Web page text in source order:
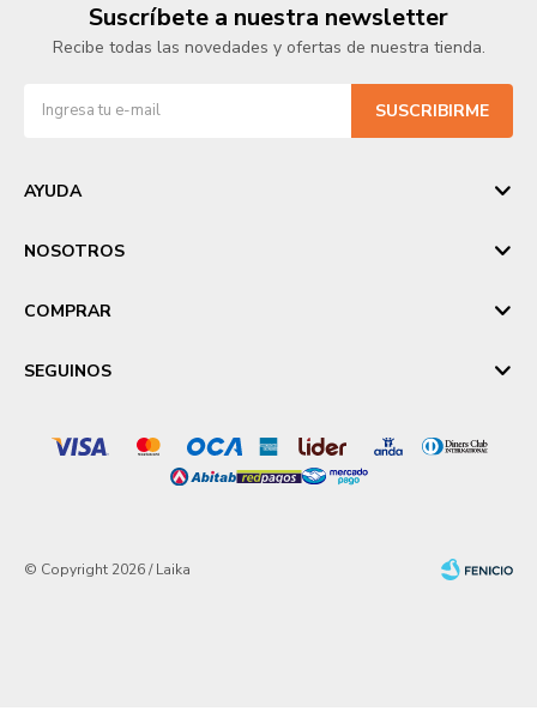
Suscríbete a nuestra newsletter
Recibe todas las novedades y ofertas de nuestra tienda.
SUSCRIBIRME
AYUDA
NOSOTROS
COMPRAR
SEGUINOS
© Copyright 2026 / Laika